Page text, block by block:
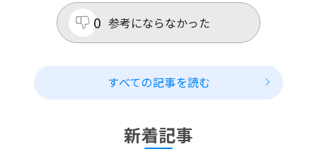
参考にならなかった
0
すべての記事を読む
新着記事